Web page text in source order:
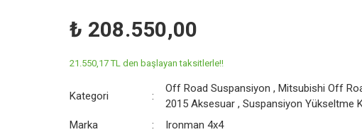
₺ 208.550,00
21.550,17 TL den başlayan taksitlerle!!
Kategori
Off Road Suspansiyon ,Mitsubishi Off
2015 Aksesuar ,Suspansiyon Yükseltme
Marka
Ironman 4x4